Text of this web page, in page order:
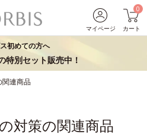
マイページ
0
カート
初めての方へ
特別セット販売中！
関連商品
対策の関連商品